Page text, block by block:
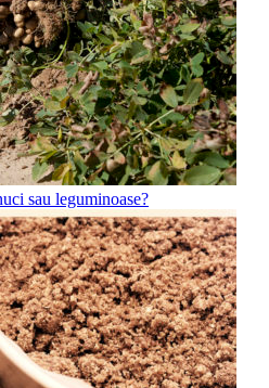
sau leguminoase?